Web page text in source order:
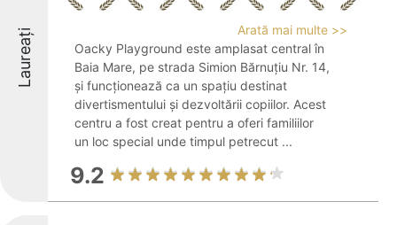
Laureați
Arată mai multe >>
Oacky Playground este amplasat central în
Baia Mare, pe strada Simion Bărnuțiu Nr. 14,
și funcționează ca un spațiu destinat
divertismentului și dezvoltării copiilor. Acest
centru a fost creat pentru a oferi familiilor
un loc special unde timpul petrecut ...
9.2